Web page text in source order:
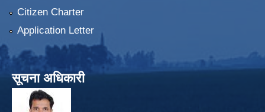
Citizen Charter
Application Letter
सूचना अधिकारी